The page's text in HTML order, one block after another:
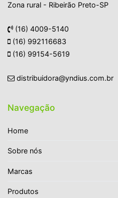
Zona rural - Ribeirão Preto-SP
(16) 4009-5140
(16) 992116683
(16) 99154-5619
distribuidora@yndius.com.br
Navegação
Home
Sobre nós
Marcas
Produtos